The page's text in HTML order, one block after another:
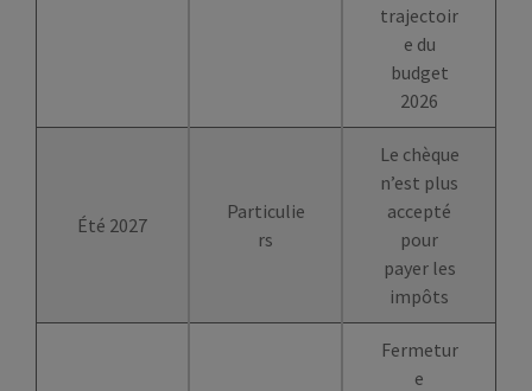
trajectoir
e du
budget
2026
Été 2027
Particulie
rs
Le chèque
n’est plus
accepté
pour
payer les
impôts
Fermetur
e